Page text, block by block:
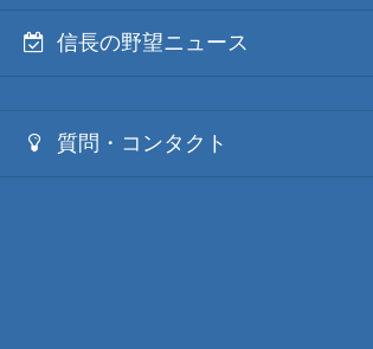
信長の野望ニュース
質問・コンタクト